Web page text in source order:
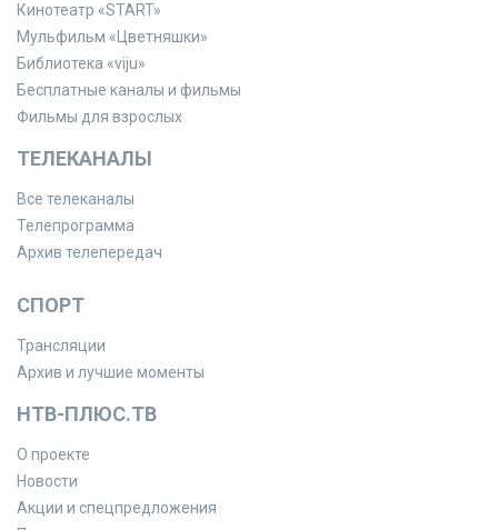
Кинотеатр «START»
Мульфильм «Цветняшки»
Библиотека «viju»
Бесплатные каналы и фильмы
Фильмы для взрослых
ТЕЛЕКАНАЛЫ
Все телеканалы
Телепрограмма
Архив телепередач
СПОРТ
Трансляции
Архив и лучшие моменты
НТВ-ПЛЮС.ТВ
О проекте
Новости
Акции и спецпредложения